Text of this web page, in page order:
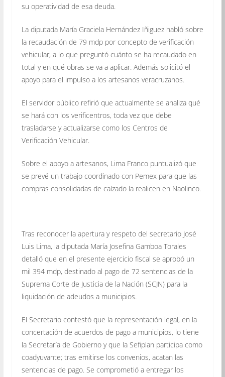
su operatividad de esa deuda.
La diputada María Graciela Hernández Iñiguez habló sobre
la recaudación de 79 mdp por concepto de verificación
vehicular, a lo que preguntó cuánto se ha recaudado en
total y en qué obras se va a aplicar. Además solicitó el
apoyo para el impulso a los artesanos veracruzanos.
El servidor público refirió que actualmente se analiza qué
se hará con los verificentros, toda vez que debe
trasladarse y actualizarse como los Centros de
Verificación Vehicular.
Sobre el apoyo a artesanos, Lima Franco puntualizó que
se prevé un trabajo coordinado con Pemex para que las
compras consolidadas de calzado la realicen en Naolinco.
Tras reconocer la apertura y respeto del secretario José
Luis Lima, la diputada María Josefina Gamboa Torales
detalló que en el presente ejercicio fiscal se aprobó un
mil 394 mdp, destinado al pago de 72 sentencias de la
Suprema Corte de Justicia de la Nación (SCJN) para la
liquidación de adeudos a municipios.
El Secretario contestó que la representación legal, en la
concertación de acuerdos de pago a municipios, lo tiene
la Secretaría de Gobierno y que la Sefiplan participa como
coadyuvante; tras emitirse los convenios, acatan las
sentencias de pago. Se comprometió a entregar los